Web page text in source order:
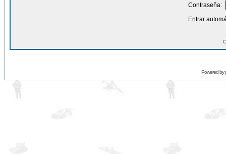
Contraseña:
Entrar
Powered by